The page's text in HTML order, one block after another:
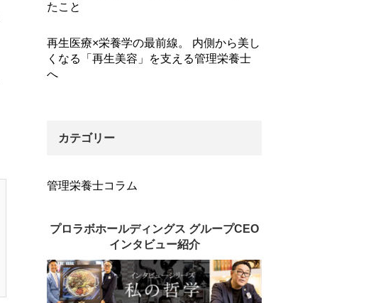
たこと
再生医療×栄養学の最前線。 内側から美し
くなる「再生美容」を支える管理栄養士
へ
カテゴリー
管理栄養士コラム
プロラボホールディングス グループCEO
インタビュー紹介